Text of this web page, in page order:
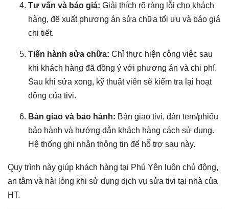
Tư vấn và báo giá: Giải thích rõ ràng lỗi cho khách
hàng, đề xuất phương án sửa chữa tối ưu và báo giá
chi tiết.
Tiến hành sửa chữa: Chỉ thực hiện công việc sau
khi khách hàng đã đồng ý với phương án và chi phí.
Sau khi sửa xong, kỹ thuật viên sẽ kiểm tra lại hoạt
động của tivi.
Bàn giao và bảo hành: Bàn giao tivi, dán tem/phiếu
bảo hành và hướng dẫn khách hàng cách sử dụng.
Hệ thống ghi nhận thông tin để hỗ trợ sau này.
Quy trình này giúp khách hàng tại Phú Yên luôn chủ động,
an tâm và hài lòng khi sử dụng dịch vụ sửa tivi tại nhà của
HT.